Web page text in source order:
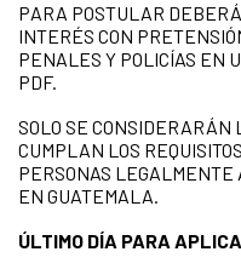
PARA POSTULAR
INTERÉS CON
PENALES Y POLICÍAS EN
PDF.
SOLO SE CONSIDERARÁN
CUMPLAN LOS
PERSONAS
EN GUATEMALA.
ÚLTIMO DÍA PARA